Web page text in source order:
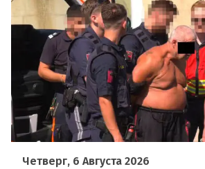
Четверг, 6 Августа 2026